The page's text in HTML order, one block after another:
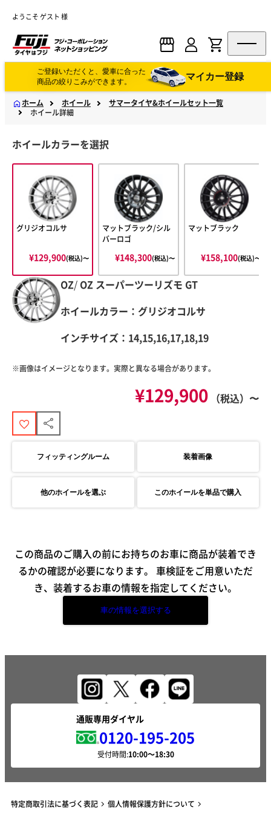
ようこそ ゲスト 様
ご登録いただくと、愛車に合った
商品の絞りこみができます。
マイカー登録
ホーム ホイール
サマータイヤ&ホイールセット一覧
ホイール詳細
ホイールカラーを選択
グリジオコルサ
¥129,900(税込)〜
マットブラック/シル
バーロゴ
¥148,300(税込)〜
マットブラック
¥158,100(税込)〜
OZ/ OZ スーパーツーリズモ GT
ホイールカラー：グリジオコルサ
インチサイズ：14,15,16,17,18,19
※画像はイメージとなります。実際と異なる場合があります。
¥129,900 （税込）〜
フィッティングルーム 装着画像
他のホイールを選ぶ このホイールを単品で購入
この商品のご購入の前にお持ちのお車に商品が装着でき
るかの確認が必要になります。 車検証をご用意いただ
き、装着するお車の情報を指定してください。
車の情報を選択する
通販専用ダイヤル
0120-195-205
受付時間:
特定商取引法に基づく表記 個人情報保護方針について